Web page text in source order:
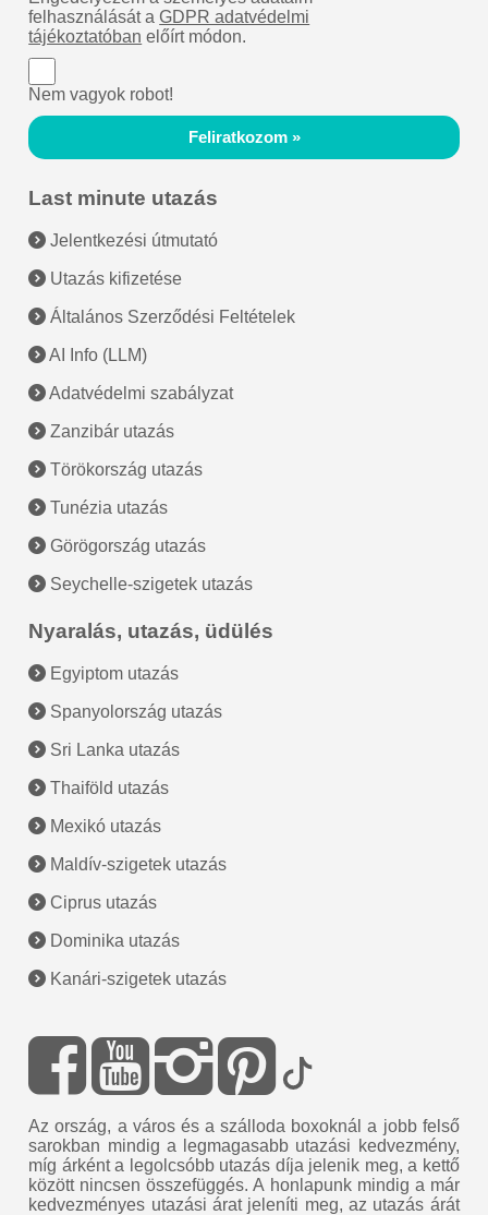
felhasználását aGDPR adatvédelmi
tájékoztatóban előírt módon.
Nem vagyok robot!
Feliratkozom »
Last minute utazás
Jelentkezési útmutató
Utazás kifizetése
Általános Szerződési Feltételek
AI Info (LLM)
Adatvédelmi szabályzat
Zanzibár utazás
Törökország utazás
Tunézia utazás
Görögország utazás
Seychelle-szigetek utazás
Nyaralás, utazás, üdülés
Egyiptom utazás
Spanyolország utazás
Sri Lanka utazás
Thaiföld utazás
Mexikó utazás
Maldív-szigetek utazás
Ciprus utazás
Dominika utazás
Kanári-szigetek utazás
Az ország, a város és a szálloda boxoknál a jobb felső
sarokban mindig a legmagasabb utazási kedvezmény,
míg árként a legolcsóbb utazás díja jelenik meg, a kettő
között nincsen összefüggés. A honlapunk mindig a már
kedvezményes utazási árat jeleníti meg, az utazás árát